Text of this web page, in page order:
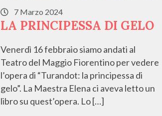
7 Marzo 2024
LA PRINCIPESSA DI GELO
Venerdì 16 febbraio siamo andati al
Teatro del Maggio Fiorentino per vedere
l’opera di “Turandot: la principessa di
gelo”. La Maestra Elena ci aveva letto un
libro su quest’opera. Lo […]